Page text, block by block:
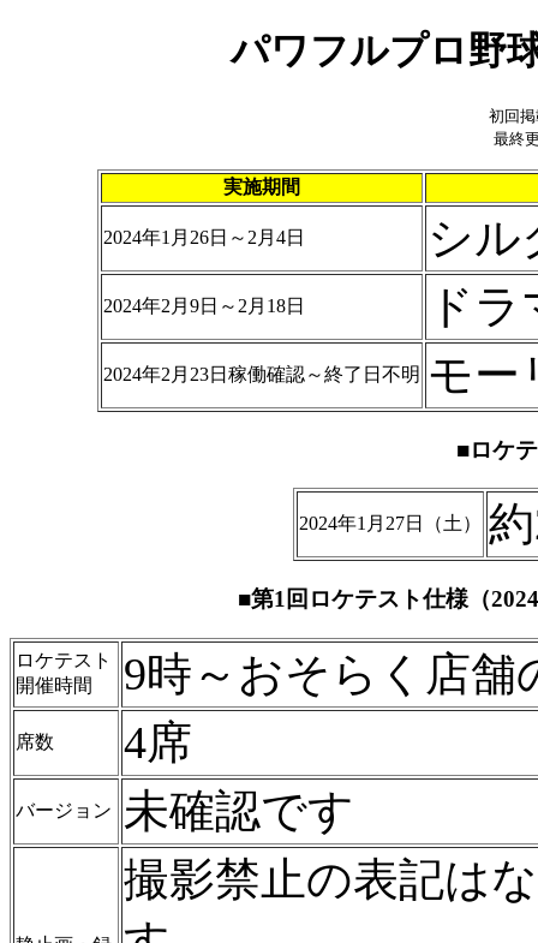
パワフルプロ野
初回
最終
実施期間
2024年1月26日～2月4日 シル
2024年2月9日～2月18日 ド
2024年2月23日稼働確認～終了日不明 モー
■ロケ
2024年1月27日（土）
■第1回ロケテスト仕様（
ロケテスト
開催時間
9時～おそらく店舗
席数 4席
バージョン 未確認です
撮影禁止の表記は